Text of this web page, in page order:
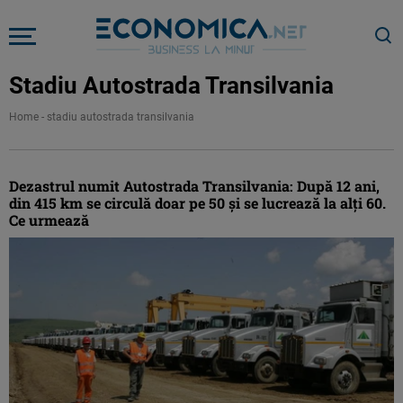
Stadiu Autostrada Transilvania
Home - stadiu autostrada transilvania
Dezastrul numit Autostrada Transilvania: După 12 ani,
din 415 km se circulă doar pe 50 şi se lucrează la alţi 60.
Ce urmează